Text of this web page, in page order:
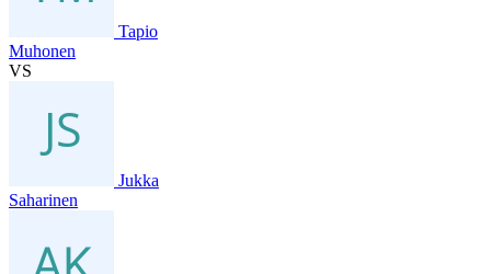
Tapio
Muhonen
VS
Jukka
Saharinen